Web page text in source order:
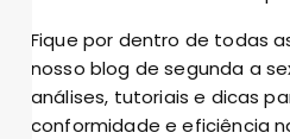
Fique por dentro de todas
nosso blog de segunda a
análises, tutoriais e dicas
conformidade e eficiência